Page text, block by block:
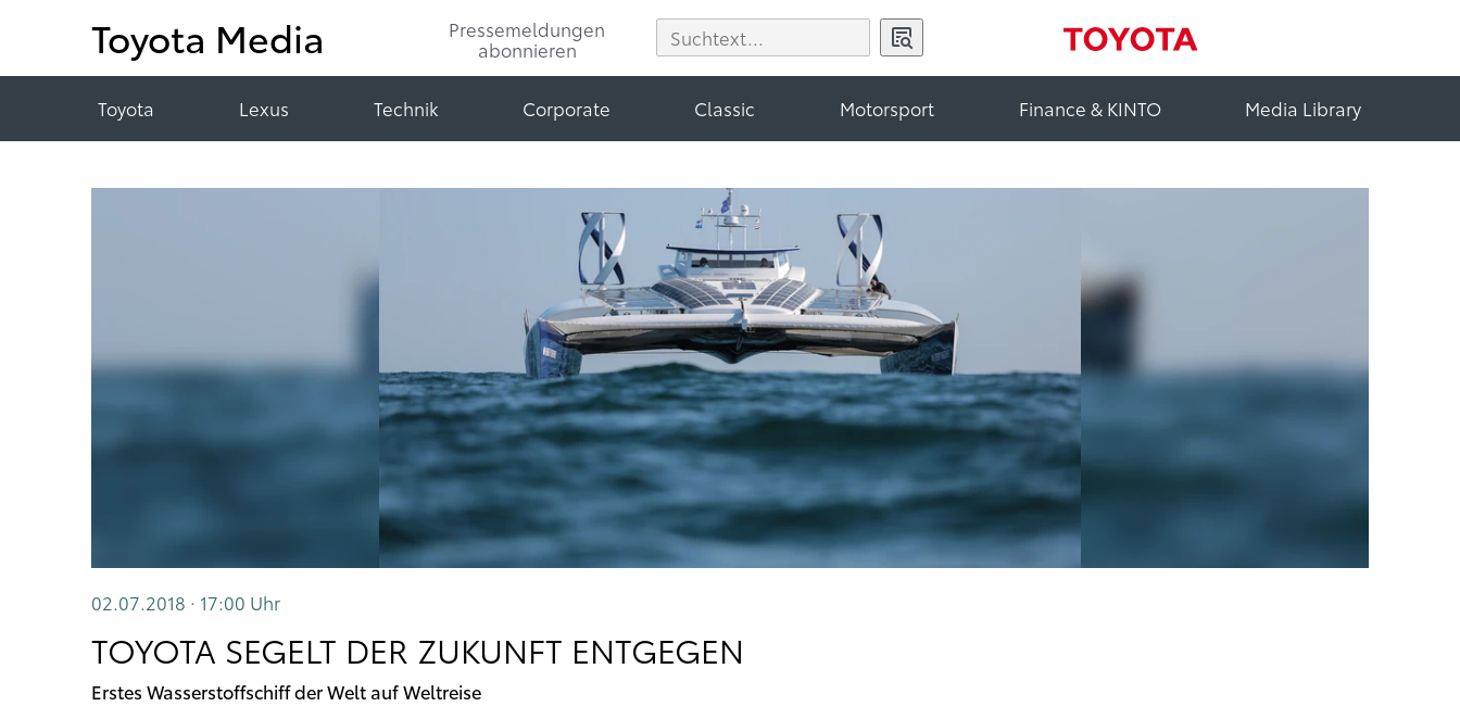
Toyota Media
Pressemeldungen
abonnieren
Toyota Lexus Technik Corporate Classic Motorsport Finance & KINTO Media Library
02.07.2018 · 17:00 Uhr
TOYOTA SEGELT DER ZUKUNFT ENTGEGEN
Erstes Wasserstoffschiff der Welt auf Weltreise